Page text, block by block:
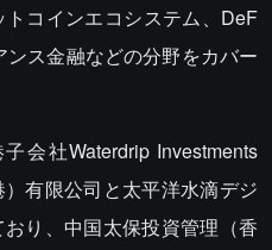
コインエコシステム、DeF
ス金融などの分野をカバー
会社Waterdrip Investments
有限公司と太平洋水滴デジ
り、中国太保投資管理（香